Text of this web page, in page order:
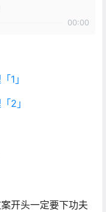
00:00
1」
2」
开头一定要下功夫